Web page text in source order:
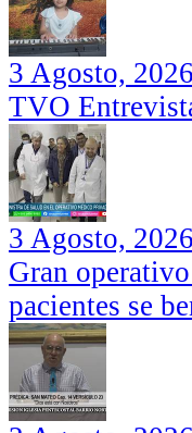
3 Agosto, 2026
TVO
3 Agosto, 2026
Gran
pacientes se